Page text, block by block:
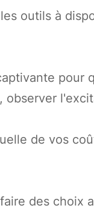
outils à
pour
observer
de vos
des choix